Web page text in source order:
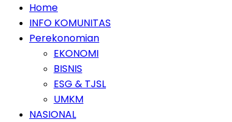
Home
INFO KOMUNITAS
Perekonomian
EKONOMI
BISNIS
ESG & TJSL
UMKM
NASIONAL